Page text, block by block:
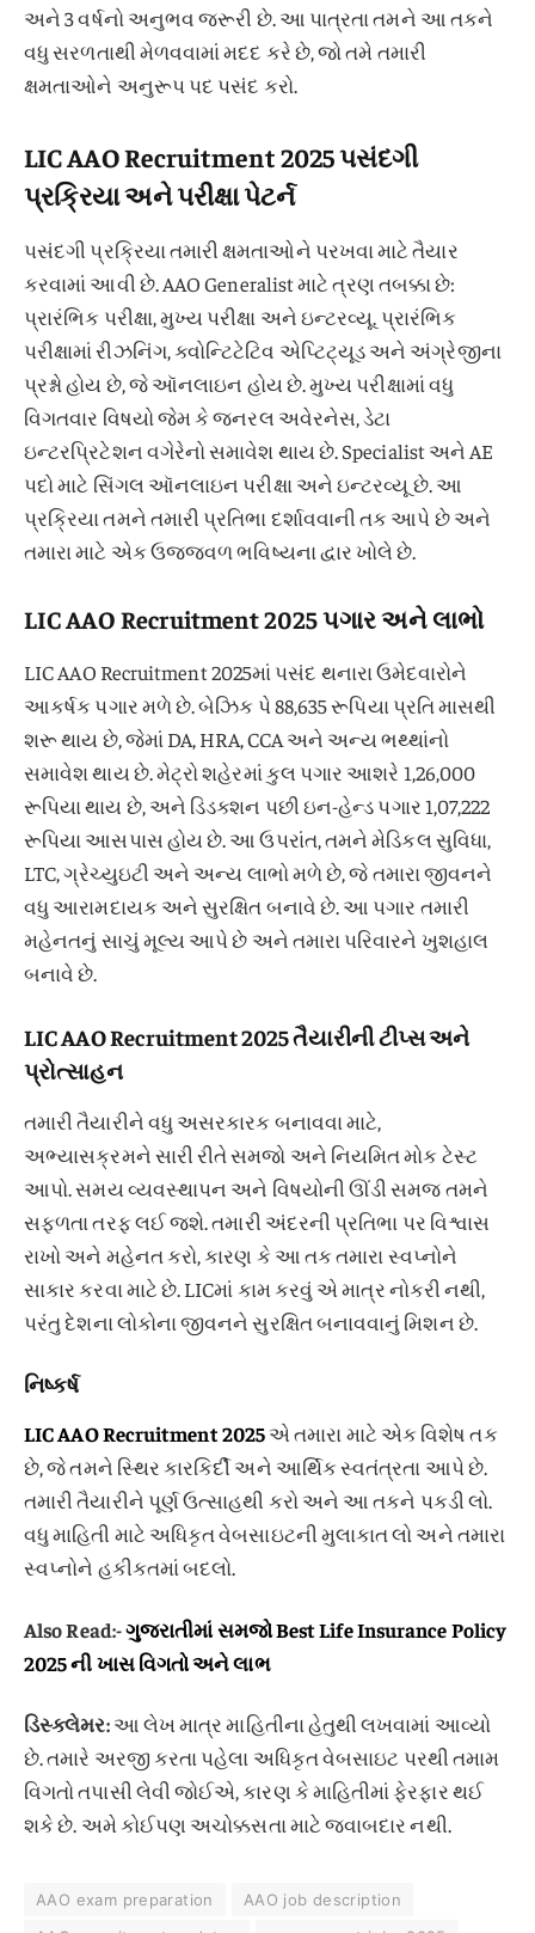
અને 3 વર્ષનો અનુભવ જરૂરી છે. આ પાત્રતા તમને આ તકને
વધુ સરળતાથી મેળવવામાં મદદ કરે છે, જો તમે તમારી
ક્ષમતાઓને અનુરૂપ પદ પસંદ કરો.
LIC AAO Recruitment 2025 પસંદગી
પ્રક્રિયા અને પરીક્ષા પેટર્ન
પસંદગી પ્રક્રિયા તમારી ક્ષમતાઓને પરખવા માટે તૈયાર
કરવામાં આવી છે. AAO Generalist માટે ત્રણ તબક્કા છે:
પ્રારંભિક પરીક્ષા, મુખ્ય પરીક્ષા અને ઇન્ટરવ્યૂ. પ્રારંભિક
પરીક્ષામાં રીઝનિંગ, ક્વોન્ટિટેટિવ એપ્ટિટ્યૂડ અને અંગ્રેજીના
પ્રશ્નો હોય છે, જે ઑનલાઇન હોય છે. મુખ્ય પરીક્ષામાં વધુ
વિગતવાર વિષયો જેમ કે જનરલ અવેરનેસ, ડેટા
ઇન્ટરપ્રિટેશન વગેરેનો સમાવેશ થાય છે. Specialist અને AE
પદો માટે સિંગલ ઑનલાઇન પરીક્ષા અને ઇન્ટરવ્યૂ છે. આ
પ્રક્રિયા તમને તમારી પ્રતિભા દર્શાવવાની તક આપે છે અને
તમારા માટે એક ઉજ્જવળ ભવિષ્યના દ્વાર ખોલે છે.
LIC AAO Recruitment 2025 પગાર અને લાભો
LIC AAO Recruitment 2025માં પસંદ થનારા ઉમેદવારોને
આકર્ષક પગાર મળે છે. બેઝિક પે 88,635 રૂપિયા પ્રતિ માસથી
શરૂ થાય છે, જેમાં DA, HRA, CCA અને અન્ય ભથ્થાંનો
સમાવેશ થાય છે. મેટ્રો શહેરમાં કુલ પગાર આશરે 1,26,000
રૂપિયા થાય છે, અને ડિડક્શન પછી ઇન-હેન્ડ પગાર 1,07,222
રૂપિયા આસપાસ હોય છે. આ ઉપરાંત, તમને મેડિકલ સુવિધા,
LTC, ગ્રેચ્યુઇટી અને અન્ય લાભો મળે છે, જે તમારા જીવનને
વધુ આરામદાયક અને સુરક્ષિત બનાવે છે. આ પગાર તમારી
મહેનતનું સાચું મૂલ્ય આપે છે અને તમારા પરિવારને ખુશહાલ
બનાવે છે.
LIC AAO Recruitment 2025 તૈયારીની ટીપ્સ અને
પ્રોત્સાહન
તમારી તૈયારીને વધુ અસરકારક બનાવવા માટે,
અભ્યાસક્રમને સારી રીતે સમજો અને નિયમિત મોક ટેસ્ટ
આપો. સમય વ્યવસ્થાપન અને વિષયોની ઊંડી સમજ તમને
સફળતા તરફ લઈ જશે. તમારી અંદરની પ્રતિભા પર વિશ્વાસ
રાખો અને મહેનત કરો, કારણ કે આ તક તમારા સ્વપ્નોને
સાકાર કરવા માટે છે. LICમાં કામ કરવું એ માત્ર નોકરી નથી,
પરંતુ દેશના લોકોના જીવનને સુરક્ષિત બનાવવાનું મિશન છે.
નિષ્કર્ષ
LIC AAO Recruitment 2025એ તમારા માટે એક વિશેષ તક
છે, જે તમને સ્થિર કારકિર્દી અને આર્થિક સ્વતંત્રતા આપે છે.
તમારી તૈયારીને પૂર્ણ ઉત્સાહથી કરો અને આ તકને પકડી લો.
વધુ માહિતી માટે અધિકૃત વેબસાઇટની મુલાકાત લો અને તમારા
સ્વપ્નોને હકીકતમાં બદલો.
Also Read:-ગુજરાતીમાં સમજો Best Life Insurance Policy
2025 ની ખાસ વિગતો અને લાભ
ડિસ્ક્લેમર:આ લેખ માત્ર માહિતીના હેતુથી લખવામાં આવ્યો
છે. તમારે અરજી કરતા પહેલા અધિકૃત વેબસાઇટ પરથી તમામ
વિગતો તપાસી લેવી જોઈએ, કારણ કે માહિતીમાં ફેરફાર થઈ
શકે છે. અમે કોઈપણ અચોક્કસતા માટે જવાબદાર નથી.
AAO exam preparation
AAO job description